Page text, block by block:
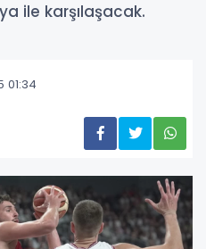
ile karşılaşacak.
01:34